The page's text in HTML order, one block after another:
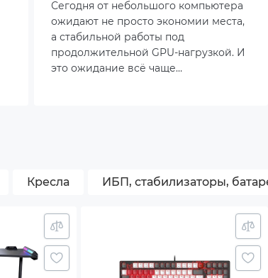
году
Сегодня от небольшого компьютера
ожидают не просто экономии места,
а стабильной работы под
продолжительной GPU-нагрузкой. И
это ожидание всё чаще
Кресла ИБП, стабилизаторы,